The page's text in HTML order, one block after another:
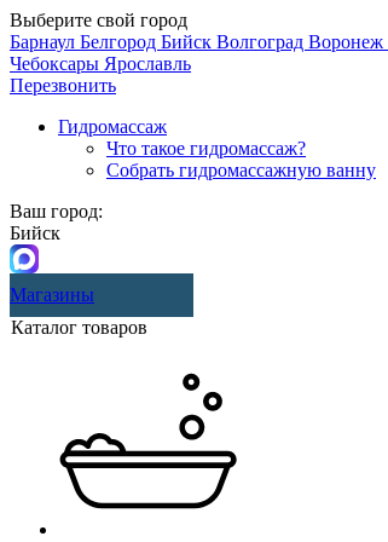
Выберите свой город
Барнаул Белгород Бийск Волгоград Воронеж
Чебоксары Ярославль
Перезвонить
Гидромассаж
Что такое гидромассаж?
Собрать гидромассажную ванну
Ваш город:
Бийск
Магазины
Каталог товаров